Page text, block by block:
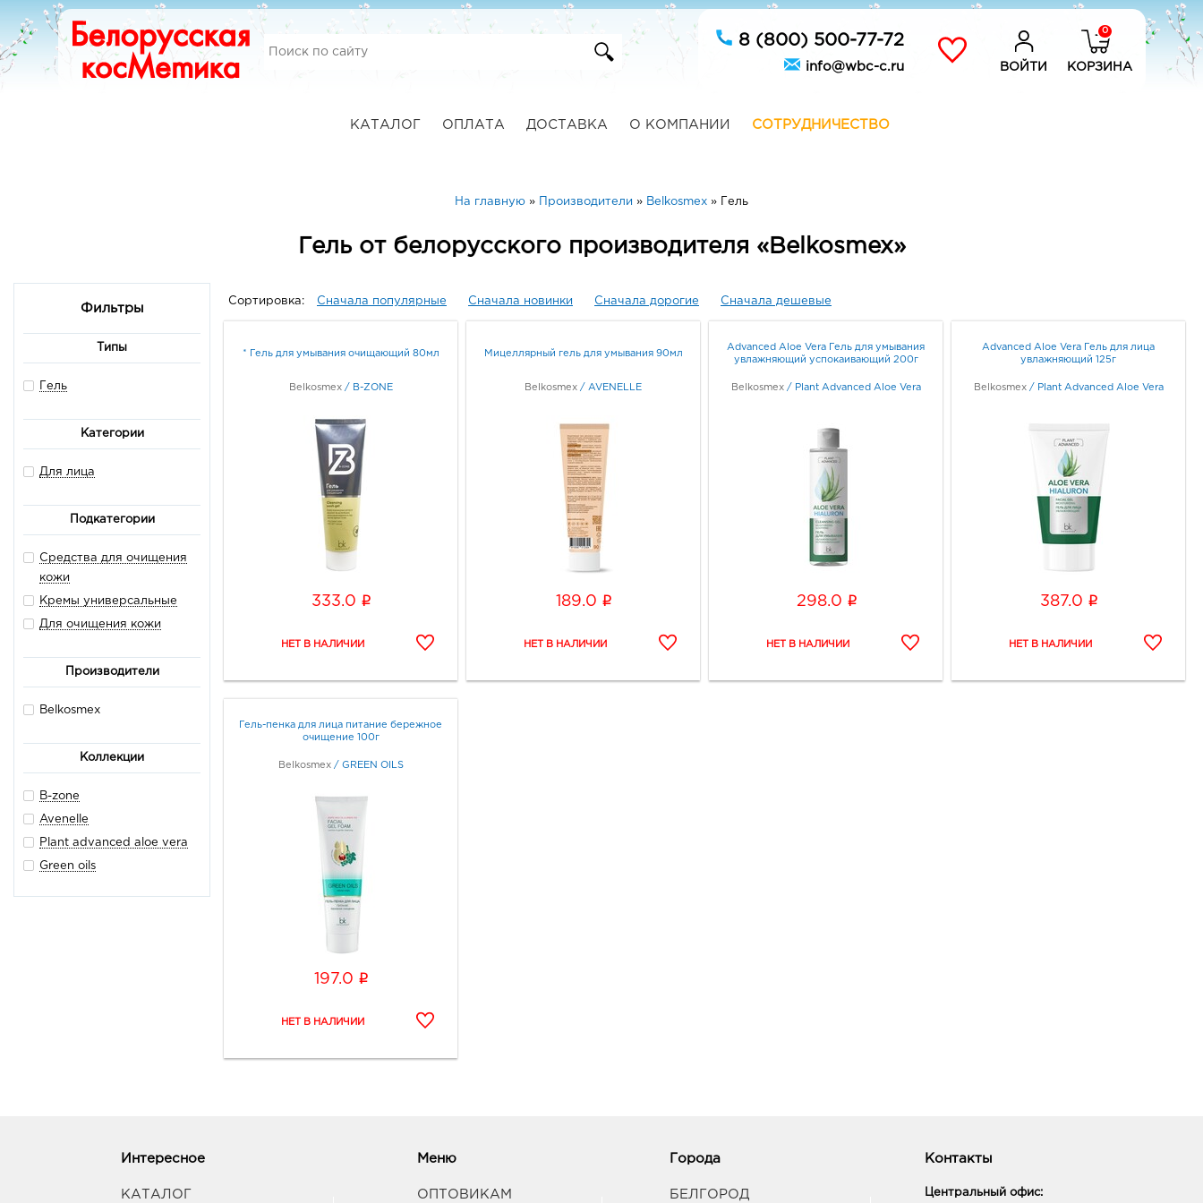
8 (800) 500-77-72
info@wbc-c.ru ВОЙТИ
0
КОРЗИНА
КАТАЛОГ ОПЛАТА ДОСТАВКА О КОМПАНИИ СОТРУДНИЧЕСТВО
На главную » Производители » Belkosmex » Гель
Гель от белорусского производителя «Belkosmex»
Фильтры
Типы
Гель
Категории
Для лица
Подкатегории
Средства для очищения
кожи
Кремы универсальные
Для очищения кожи
Производители
Belkosmex
Коллекции
B-zone
Avenelle
Plant advanced aloe vera
Green oils
Сортировка: Сначала популярные Сначала новинки Сначала дорогие Сначала дешевые
* Гель для умывания очищающий 80мл
Belkosmex / B-ZONE
333.0 i
Мицеллярный гель для умывания 90мл
Belkosmex / AVENELLE
189.0 i
Advanced Aloe Vera Гель для умывания
увлажняющий успокаивающий 200г
Belkosmex / Plant Advanced Aloe Vera
298.0 i
Advanced Aloe Vera Гель для лица
увлажняющий 125г
Belkosmex / Plant Advanced Aloe Vera
387.0 i
Гель-пенка для лица питание бережное
очищение 100г
Belkosmex / GREEN OILS
197.0 i
Интересное
КАТАЛОГ
Меню
ОПТОВИКАМ
Города
БЕЛГОРОД
Контакты
Центральный офис: